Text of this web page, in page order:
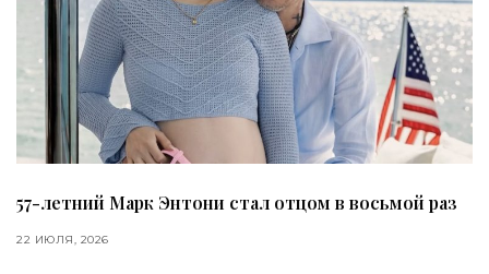
57-летний Марк Энтони стал отцом в восьмой раз
22 ИЮЛЯ, 2026